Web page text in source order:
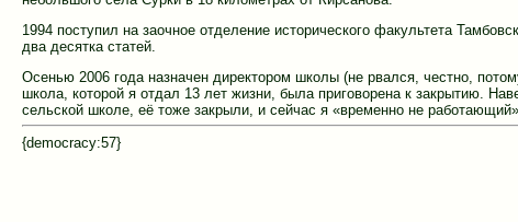
1994 поступил на заочное отделение исторического факультета
два десятка статей.
Осенью 2006 года назначен директором школы (не рвался, честно,
школа, которой я отдал 13 лет жизни, была приговорена к закрытию.
сельской школе, её тоже закрыли, и сейчас я «временно не
{democracy:57}